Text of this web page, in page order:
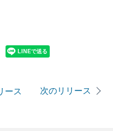
LINEで送る
ース 次のリリース